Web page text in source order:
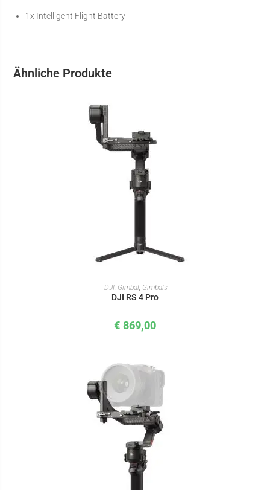
1x Intelligent Flight Battery
Ähnliche Produkte
IN DEN WARENKORB
-DJI, Gimbal, Gimbals
DJI RS 4 Pro
€ 869,00